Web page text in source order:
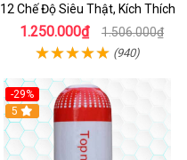
12 Chế Độ Siêu Thật, Kích Thích
1.250.000₫ 1.506.000₫
(940)
-29%
5